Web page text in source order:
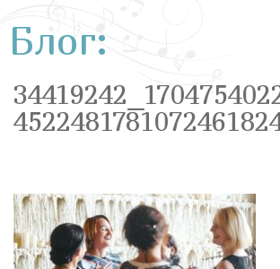
Блог: